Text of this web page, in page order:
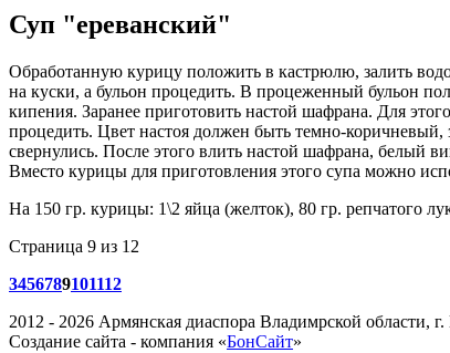
Суп "ереванский"
Обработанную курицу положить в кастрюлю, залить
на куски, а бульон процедить. В процеженный бульон
кипения. Заранее приготовить настой шафрана. Для
процедить. Цвет настоя должен быть темно-
свернулись. После этого влить настой шафрана, белый
Вместо курицы для приготовления этого супа можно
На 150 гр. курицы: 1\2 яйца (желток), 80 гр. репчатого
Страница 9 из 12
3456789101112
2012 - 2026 Армянская диаспора Владимрской области,
Создание сайта - компания «БонСайт»